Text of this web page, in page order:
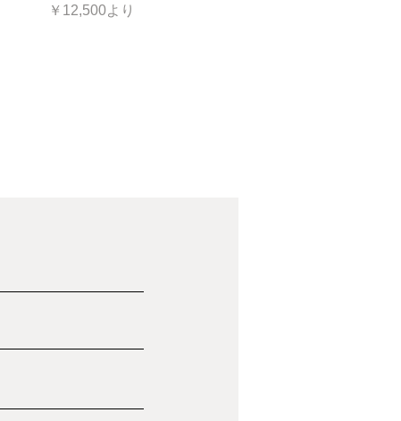
￥12,500より
セール価格